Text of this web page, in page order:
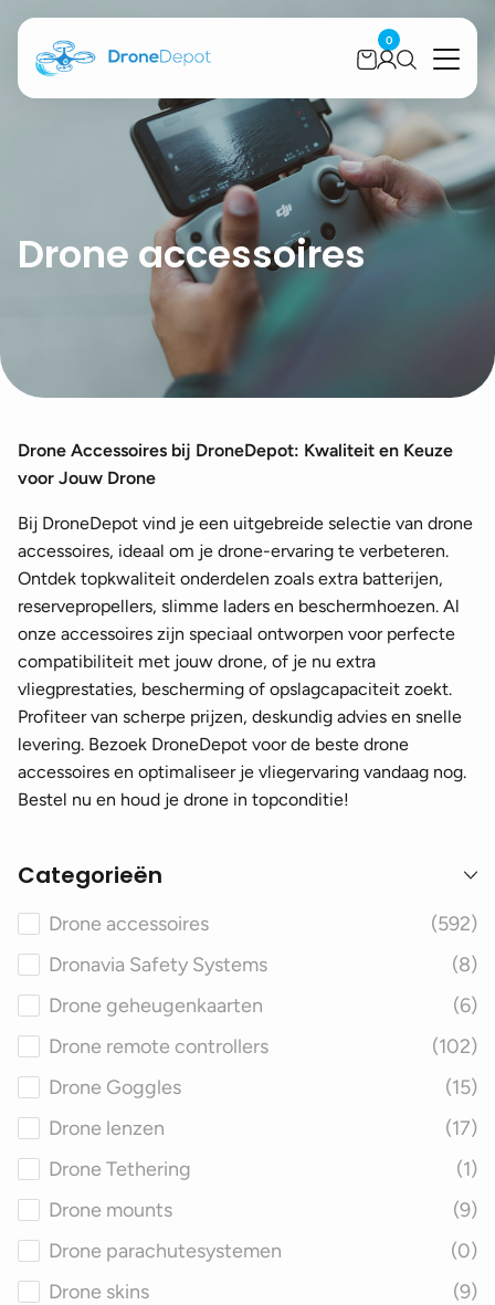
0
Drone accessoires
Drone Accessoires bij DroneDepot: Kwaliteit en Keuze
voor Jouw Drone
Bij DroneDepot vind je een uitgebreide selectie van drone
accessoires, ideaal om je drone-ervaring te verbeteren.
Ontdek topkwaliteit onderdelen zoals extra batterijen,
reservepropellers, slimme laders en beschermhoezen. Al
onze accessoires zijn speciaal ontworpen voor perfecte
compatibiliteit met jouw drone, of je nu extra
vliegprestaties, bescherming of opslagcapaciteit zoekt.
Profiteer van scherpe prijzen, deskundig advies en snelle
levering. Bezoek DroneDepot voor de beste drone
accessoires en optimaliseer je vliegervaring vandaag nog.
Bestel nu en houd je drone in topconditie!
Categorieën
Drone accessoires
(592)
Dronavia Safety Systems
(8)
Drone geheugenkaarten
(6)
Drone remote controllers
(102)
Drone Goggles
(15)
Drone lenzen
(17)
Drone Tethering
(1)
Drone mounts
(9)
Drone parachutesystemen
(0)
Drone skins
(9)